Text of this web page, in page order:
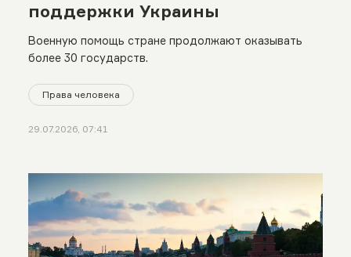
поддержки Украины
Военную помощь стране продолжают оказывать
более 30 государств.
Права человека
29.07.2026, 07:41